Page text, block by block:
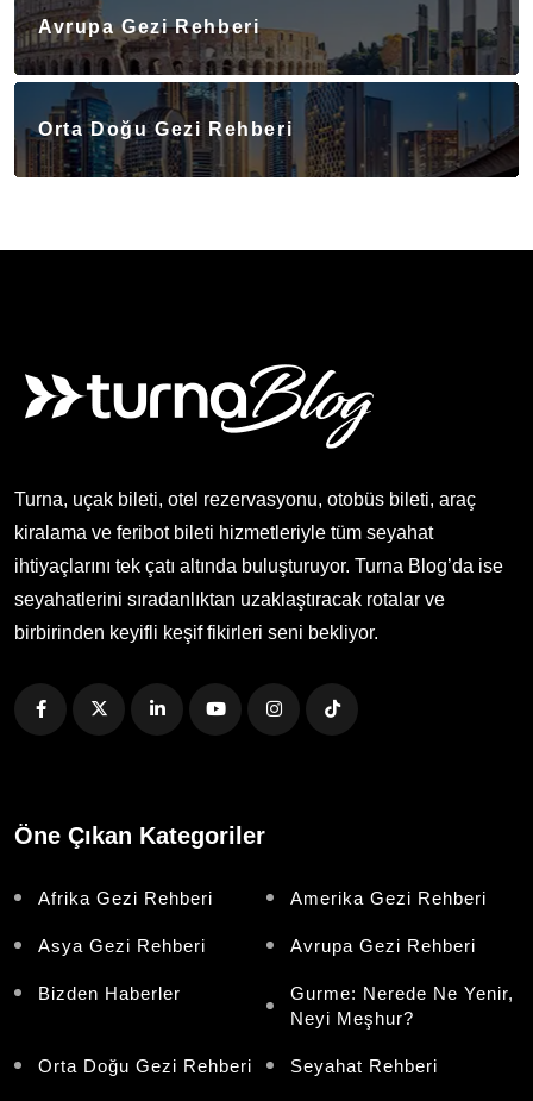
Avrupa Gezi Rehberi
Orta Doğu Gezi Rehberi
Turna, uçak bileti, otel rezervasyonu, otobüs bileti, araç
kiralama ve feribot bileti hizmetleriyle tüm seyahat
ihtiyaçlarını tek çatı altında buluşturuyor. Turna Blog’da ise
seyahatlerini sıradanlıktan uzaklaştıracak rotalar ve
birbirinden keyifli keşif fikirleri seni bekliyor.
Öne Çıkan Kategoriler
Afrika Gezi Rehberi Amerika Gezi Rehberi
Asya Gezi Rehberi Avrupa Gezi Rehberi
Bizden Haberler
Gurme: Nerede Ne Yenir,
Neyi Meşhur?
Orta Doğu Gezi Rehberi Seyahat Rehberi